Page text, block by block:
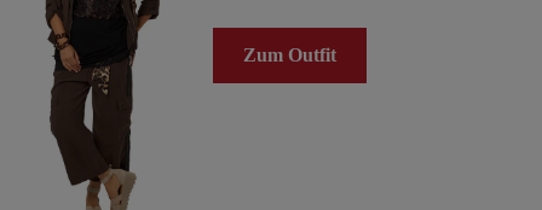
Zum Outfit